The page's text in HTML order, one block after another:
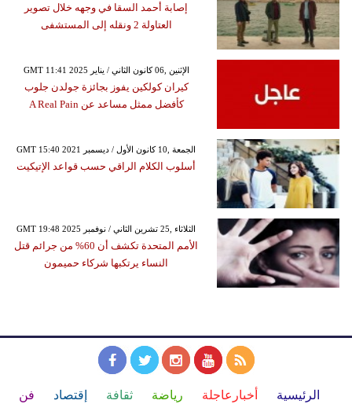
إصابة أحمد السقا في وجهه خلال تصوير
العتاولة 2 ونقله إلى المستشفى
GMT 11:41 2025 الإثنين ,06 كانون الثاني / يناير
كيران كولكين يفوز بجائزة جولدن جلوب
كأفضل ممثل مساعد عن A Real Pain
GMT 15:40 2021 الجمعة ,10 كانون الأول / ديسمبر
أسلوب الكلام الراقي حسب قواعد الإتيكيت
GMT 19:48 2025 الثلاثاء ,25 تشرين الثاني / نوفمبر
الأمم المتحدة تكشف أن 60% من جرائم قتل
النساء يرتكبها شركاء حميمون
الرئيسية أخبارعاجلة رياضة ثقافة إقتصاد فن